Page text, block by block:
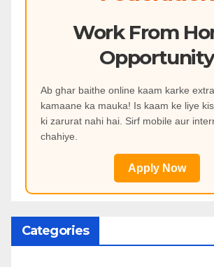
Work From
Opportunity
Ab ghar baithe online kaam karke
kamaane ka mauka! Is kaam ke liye
ki zarurat nahi hai. Sirf mobile aur
chahiye.
Apply Now
Categories